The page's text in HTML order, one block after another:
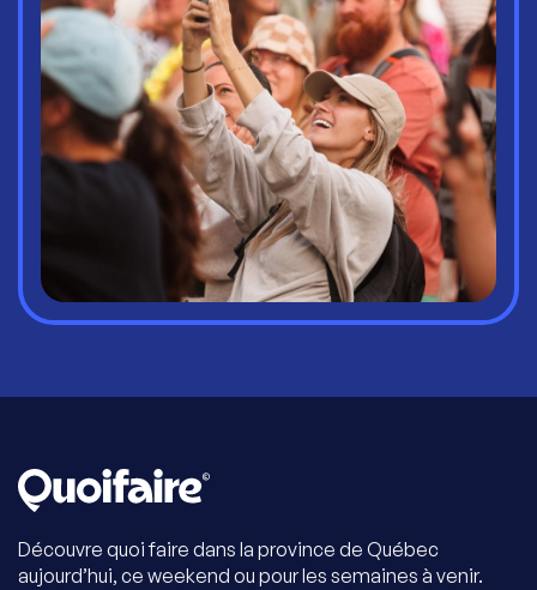
Découvre quoi faire dans la province de Québec
aujourd’hui, ce weekend ou pour les semaines à venir.